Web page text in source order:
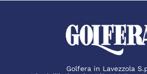
Golfera in Lavezzola